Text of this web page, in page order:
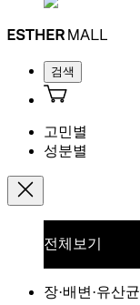
검색
고민별
성분별
전체보기
장·배변·유산균